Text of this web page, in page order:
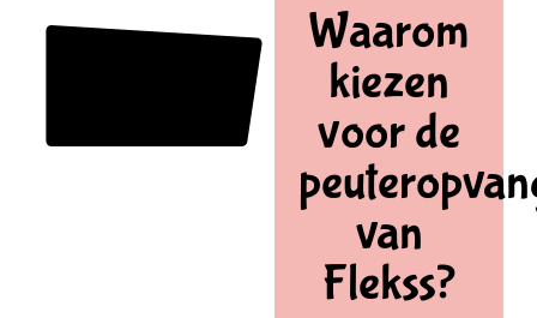
Waarom
kiezen
voor de
van
Flekss?